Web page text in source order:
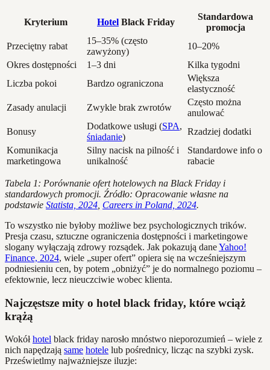
Kryterium Hotel Black Friday
Standardowa
promocja
Przeciętny rabat
15–35% (często
zawyżony)
10–20%
Okres dostępności
1–3 dni
Kilka tygodni
Liczba pokoi
Bardzo ograniczona
Większa
elastyczność
Zasady anulacji
Zwykle brak zwrotów
Często można
anulować
Bonusy
Dodatkowe usługi (SPA,
śniadanie)
Rzadziej dodatki
Komunikacja
marketingowa
Silny nacisk na pilność i
unikalność
Standardowe info o
rabacie
Tabela 1: Porównanie ofert hotelowych na Black Friday i
standardowych promocji. Źródło: Opracowanie własne na
podstawie Statista, 2024 Careers in Poland, 2024.
To wszystko nie byłoby możliwe bez psychologicznych trików.
Presja czasu, sztuczne ograniczenia dostępności i marketingowe
slogany wyłączają zdrowy rozsądek. Jak pokazują daneYahoo!
Finance, 2024, wiele „super ofert” opiera się na wcześniejszym
podniesieniu cen, by potem „obniżyć” je do normalnego poziomu –
efektownie, lecz nieuczciwie wobec klienta.
Najczęstsze mity o hotel black friday, które wciąż
krążą
Wokółhotel black friday narosło mnóstwo nieporozumień – wiele z
nich napędzają same hotele lub pośrednicy, licząc na szybki zysk.
Prześwietlmy najważniejsze iluzje: